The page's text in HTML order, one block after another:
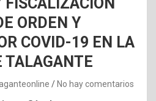
ORDEN Y
COVID-19 EN LA
TALAGANTE
No hay comentarios